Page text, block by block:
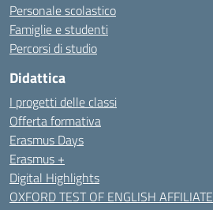
Personale scolastico
Famiglie e studenti
Percorsi di studio
Didattica
I progetti delle classi
Offerta formativa
Erasmus Days
Erasmus +
Digital Highlights
OXFORD TEST OF ENGLISH AFFILIATE